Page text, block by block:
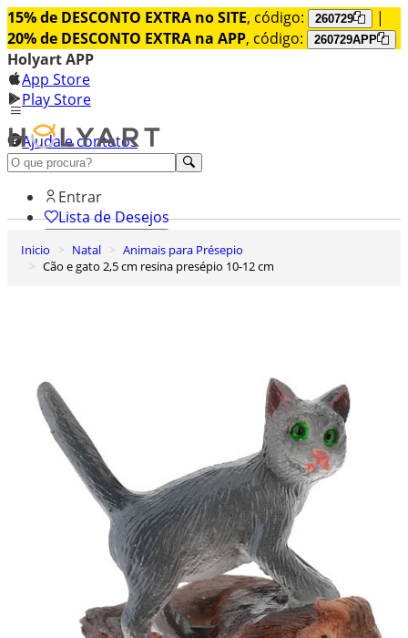
15% de DESCONTO EXTRA no SITE, código: 260729
|
20% de DESCONTO EXTRA na APP, código: 260729APP
Holyart APP
App Store
Play Store
Ajuda e contatos
Conheça premium
Entrar
Lista de Desejos
Carrinho de Compras
Inicio Natal
Animais para Présepio
Cão e gato 2,5 cm resina presépio 10-12 cm